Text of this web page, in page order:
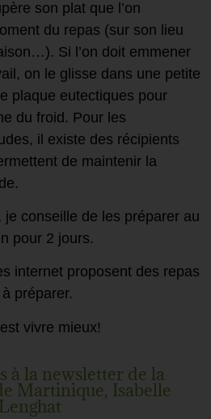
son plat que l’on
du repas (sur son lieu
Si l’on doit emmener
on le glisse dans une petite
plaque eutectiques pour
du froid. Pour les
il existe des récipients
de maintenir la
je conseille de les préparer au
pour 2 jours.
internet proposent des repas
préparer.
vivre mieux!
à la newsletter de la
Martinique, Isabelle
Lenghat